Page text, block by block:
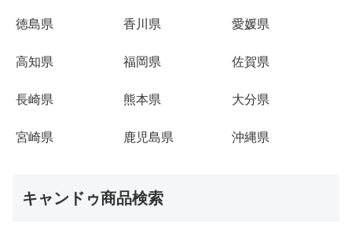
徳島県 香川県 愛媛県
高知県 福岡県 佐賀県
長崎県 熊本県 大分県
宮崎県 鹿児島県 沖縄県
キャンドゥ商品検索